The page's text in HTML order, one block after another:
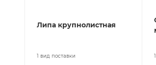
Липа крупнолистная
1 вид поставки